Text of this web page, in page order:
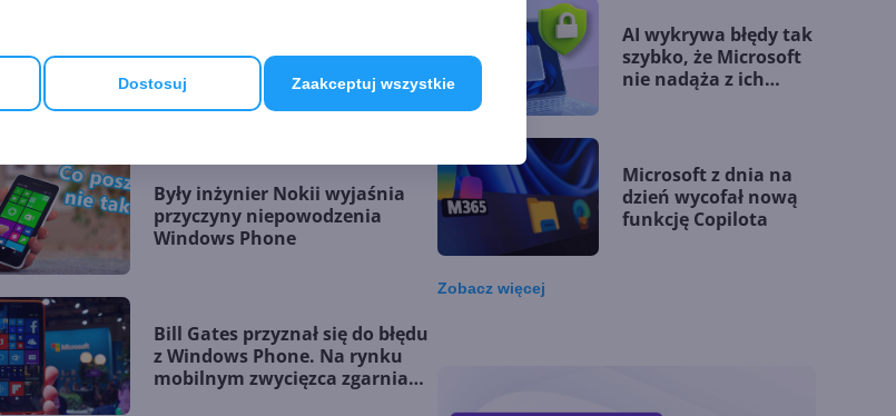
Dostosuj Zaakceptuj wszystkie
W tym przypadku wskrzeszanie
trupa ma sens. Aplikacje
Windows Phone w Open Source
Były inżynier Nokii wyjaśnia
przyczyny niepowodzenia
Windows Phone
Bill Gates przyznał się do błędu
z Windows Phone. Na rynku
mobilnym zwycięzca zgarnia
AI wykrywa błędy tak
szybko, że Microsoft
nie nadąża z ich
Microsoft z dnia na
dzień wycofał nową
funkcję Copilota
Zobaczwięcej